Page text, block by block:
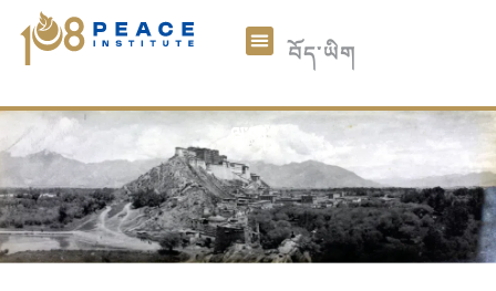
བོད་ཡིག
English
ལྷ་ས།